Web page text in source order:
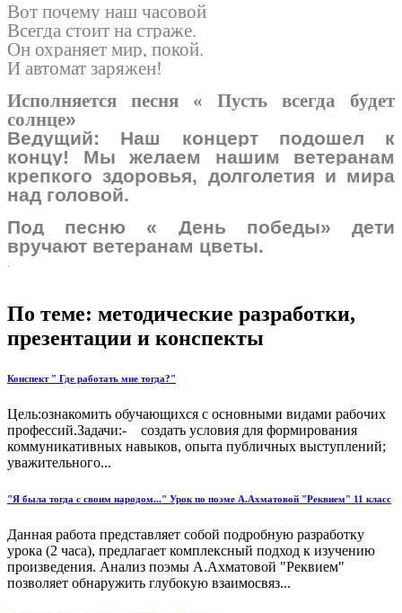
Вот почему наш часовой
Всегда стоит на страже.
Он охраняет мир, покой.
И автомат заряжен!
Исполняется песня « Пусть всегда будет
солнце»
Ведущий: Наш концерт подошел к
концу! Мы желаем нашим ветеранам
крепкого здоровья, долголетия и мира
над головой.
Под песню « День победы» дети
вручают ветеранам цветы.
По теме: методические разработки,
презентации и конспекты
Конспект " Где работать мне тогда?"
Цель:ознакомить обучающихся с основными видами ра­бочих
профессий.Задачи:- создать условия для формирования
коммуникативных на­выков, опыта публичных выступлений;
уважительного...
"Я была тогда с своим народом..." Урок по поэме А.Ахматовой "Реквием" 11 класс
Данная работа представляет собой подробную разработку
урока (2 часа), предлагает комплексный подход к изучению
произведения. Aнализ поэмы А.Ахматовой "Реквием"
позволяет обнаружить глубокую взаимосвяз...